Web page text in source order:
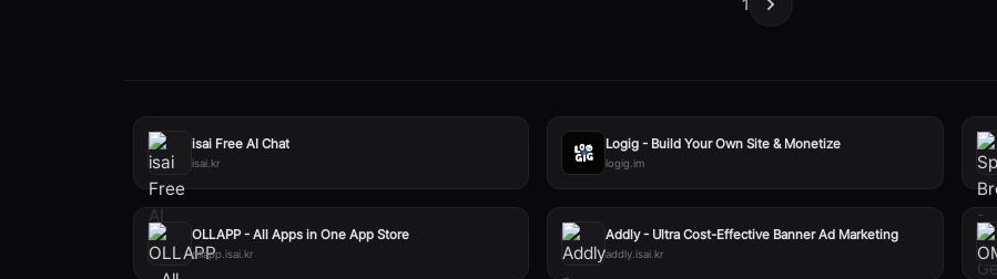
1
isai Free AI Chat
isai.kr
Logig - Build Your Own Site & Monetize
logig.im
OLLAPP - All Apps in One App Store
ollapp.isai.kr
Addly - Ultra Cost-Effective Banner Ad Marketing
addly.isai.kr